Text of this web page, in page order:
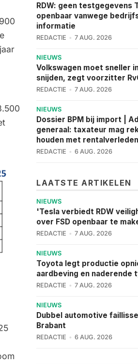
RDW: geen testgegevens
openbaar vanwege
informatie
REDACTIE 7 AUG. 2026
NIEUWS
Volkswagen moet sneller
snijden, zegt voorzitter
REDACTIE 7 AUG. 2026
NIEUWS
Dossier BPM bij import |
generaal: taxateur mag
houden met rentalverleden
REDACTIE 6 AUG. 2026
LAATSTE ARTIKELEN
NIEUWS
'Tesla verbiedt RDW
over FSD openbaar te
REDACTIE 7 AUG. 2026
NIEUWS
Toyota legt productie
aardbeving en naderende
REDACTIE 7 AUG. 2026
NIEUWS
Dubbel automotive
Brabant
REDACTIE 6 AUG. 2026